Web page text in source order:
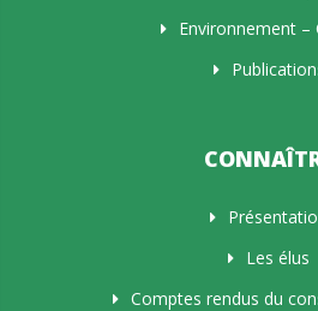
Environnement –
Les élus
Comptes rendus du